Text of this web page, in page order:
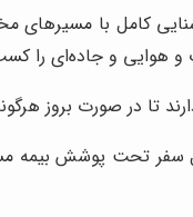
کامل با
و جاده‌ای را کسب
تا در صورت بروز
سفر تحت پوشش بیمه